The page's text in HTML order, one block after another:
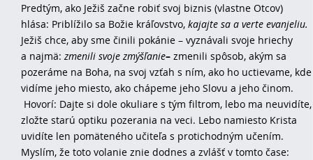
Predtým, ako Ježiš začne robiť svoj biznis (vlastne Otcov)
hlása: Priblížilo sa Božie kráľovstvo, kajajte sa a verte evanjeliu.
Ježiš chce, aby sme činili pokánie – vyznávali svoje hriechy
a najmä: zmenili svoje zmýšľanie– zmenili spôsob, akým sa
pozeráme na Boha, na svoj vzťah s ním, ako ho uctievame, kde
vidíme jeho miesto, ako chápeme jeho Slovu a jeho činom.
Hovorí: Dajte si dole okuliare s tým filtrom, lebo ma neuvidíte,
zložte starú optiku pozerania na veci. Lebo namiesto Krista
uvidíte len pomäteného učiteľa s protichodným učením.
Myslím, že toto volanie znie dodnes a zvlášť v tomto čase: